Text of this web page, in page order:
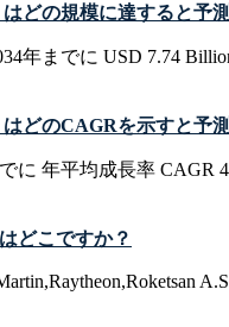
どの規模に達すると予
年までに USD 7.74
どのCAGRを示すと予
に 年平均成長率 CAGR
どこですか？